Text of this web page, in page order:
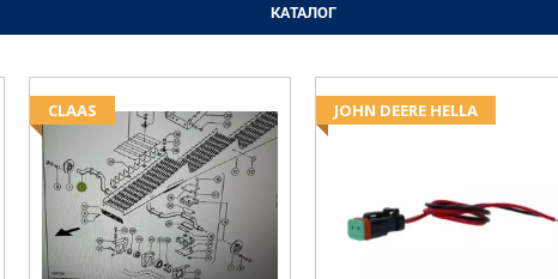
КАТАЛОГ
CLAAS JOHN DEERE HELLA